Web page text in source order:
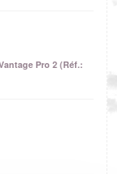
Pro 2 (Réf.: